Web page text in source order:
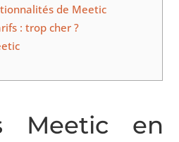
de Meetic
: trop cher ?
Meetic en